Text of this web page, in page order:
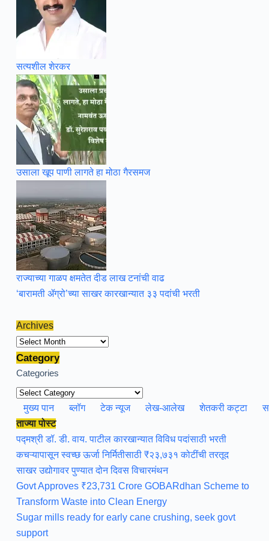
सत्यशील शेरकर
उसाला खूप पाणी लागते हा मोठा गैरसमज
राज्याच्या गाळप क्षमतेत दीड लाख टनांची वाढ
‘बारामती ॲग्रो’च्या साखर कारखान्यात ३३ पदांची भरती
Archives
Archives
Category
Categories
मुख्य पान ब्लॉग टेक न्यूज लेख-आलेख शेतकरी कट्टा
ताज्या पोस्ट
पद्मश्री डॉ. डी. वाय. पाटील कारखान्यात विविध पदांसाठी भरती
कचऱ्यापासून स्वच्छ ऊर्जा निर्मितीसाठी ₹२३,७३१ कोटींची तरतूद
साखर उद्योगावर पुण्यात दोन दिवस विचारमंथन
Govt Approves ₹23,731 Crore GOBARdhan Scheme to
Transform Waste into Clean Energy
Sugar mills ready for early cane crushing, seek govt
support